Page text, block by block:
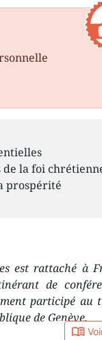
de la foi
prospérité
est rattaché à
de
participé au
de Genève.
book_open